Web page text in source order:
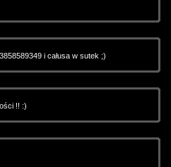
i całusa w sutek ;)
!! :)